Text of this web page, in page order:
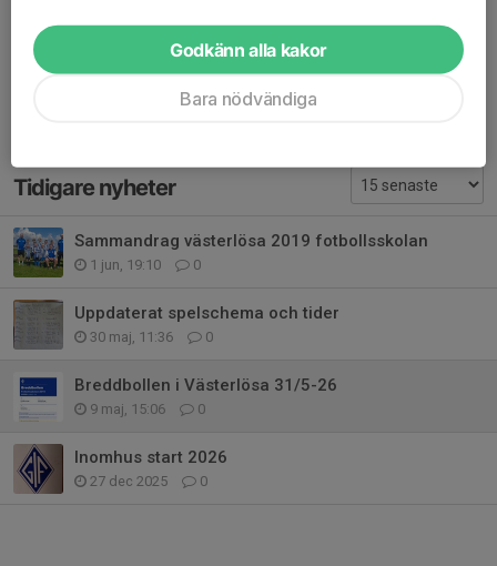
Fyll i kallelsen på svenskalag när den finns tillgänglig!
Dela nyhet
Tidigare nyheter
Sammandrag västerlösa 2019 fotbollsskolan
1 jun, 19:10 0
Uppdaterat spelschema och tider
30 maj, 11:36 0
Breddbollen i Västerlösa 31/5-26
9 maj, 15:06 0
Inomhus start 2026
27 dec 2025 0
Godkänn alla kakor
Bara nödvändiga